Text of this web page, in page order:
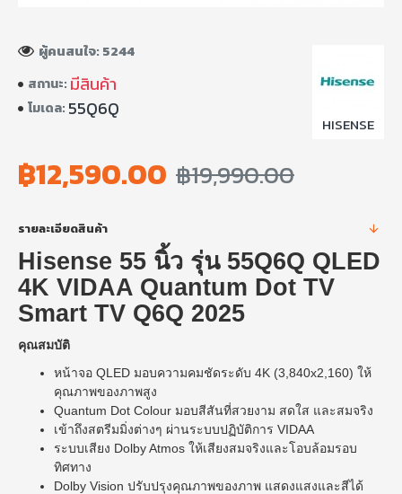
สถานะ: มีสินค้า
โมเดล: 55Q6Q
HISENSE
ผู้คนสนใจ: 5244
฿12,590.00 ฿19,990.00
รายละเอียดสินค้า
Hisense 55 นิ้ว รุ่น 55Q6Q QLED
4K VIDAA Quantum Dot TV
Smart TV Q6Q 2025
คุณสมบัติ
หน้าจอ QLED มอบความคมชัดระดับ 4K (3,840x2,160) ให้
คุณภาพของภาพสูง
Quantum Dot Colour มอบสีสันที่สวยงาม สดใส และสมจริง
เข้าถึงสตรีมมิ่งต่างๆ ผ่านระบบปฏิบัติการ VIDAA
ระบบเสียง Dolby Atmos ให้เสียงสมจริงและโอบล้อมรอบ
ทิศทาง
Dolby Vision ปรับปรุงคุณภาพของภาพ แสดงแสงและสีได้